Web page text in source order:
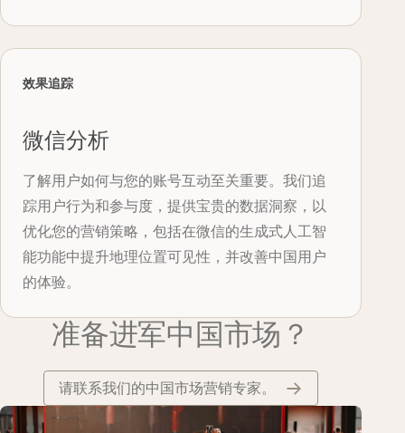
效果追踪
微信分析
了解用户如何与您的账号互动至关重要。我们追
踪用户行为和参与度，提供宝贵的数据洞察，以
优化您的营销策略，包括在微信的生成式人工智
能功能中提升地理位置可见性，并改善中国用户
的体验。
准备进军中国市场？
请联系我们的中国市场营销专家。